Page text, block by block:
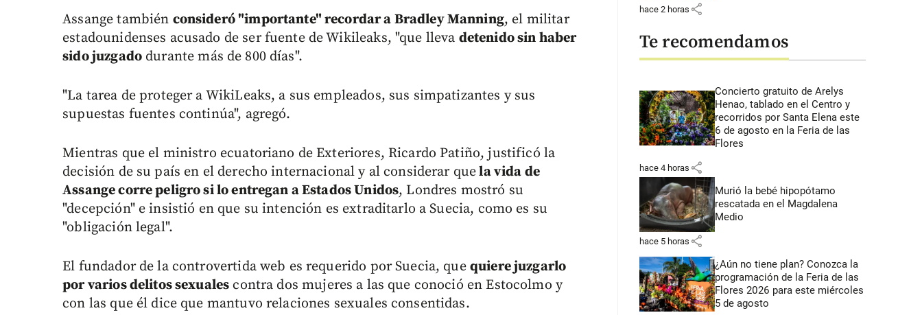
Assange también consideró "importante" recordar a Bradley Manning, el militar
estadounidenses acusado de ser fuente de Wikileaks, "que lleva detenido sin haber
sido juzgado durante más de 800 días".
"La tarea de proteger a WikiLeaks, a sus empleados, sus simpatizantes y sus
supuestas fuentes continúa", agregó.
Mientras que el ministro ecuatoriano de Exteriores, Ricardo Patiño, justificó la
decisión de su país en el derecho internacional y al considerar quela vida de
Assange corre peligro si lo entregan a Estados Unidos, Londres mostró su
"decepción" e insistió en que su intención es extraditarlo a Suecia, como es su
"obligación legal".
El fundador de la controvertida web es requerido por Suecia, que quiere juzgarlo
por varios delitos sexuales contra dos mujeres a las que conoció en Estocolmo y
con las que él dice que mantuvo relaciones sexuales consentidas.
hace 2 horas share
Te recomendamos
Concierto gratuito de Arelys
Henao, tablado en el Centro y
recorridos por Santa Elena este
6 de agosto en la Feria de las
Flores
hace 4 horas share
Murió la bebé hipopótamo
rescatada en el Magdalena
Medio
hace 5 horas share
¿Aún no tiene plan? Conozca la
programación de la Feria de las
Flores 2026 para este miércoles
5 de agosto